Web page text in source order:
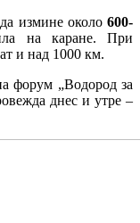
измине около 600-
на каране. При
и над 1000 км.
форум „Водород за
днес и утре –